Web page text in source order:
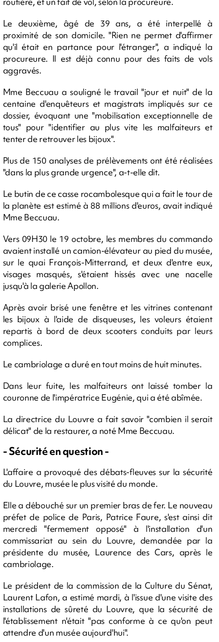
Le deuxième, âgé de 39 ans, a été interpellé à
proximité de son domicile. "Rien ne permet d'affirmer
qu'il était en partance pour l'étranger", a indiqué la
procureure. Il est déjà connu pour des faits de vols
aggravés.
Mme Beccuau a souligné le travail "jour et nuit" de la
centaine d'enquêteurs et magistrats impliqués sur ce
dossier, évoquant une "mobilisation exceptionnelle de
tous" pour "identifier au plus vite les malfaiteurs et
tenter de retrouver les bijoux".
Plus de 150 analyses de prélèvements ont été réalisées
"dans la plus grande urgence", a-t-elle dit.
Le butin de ce casse rocambolesque qui a fait le tour de
la planète est estimé à 88 millions d'euros, avait indiqué
Mme Beccuau.
Vers 09H30 le 19 octobre, les membres du commando
avaient installé un camion-élévateur au pied du musée,
sur le quai François-Mitterrand, et deux d'entre eux,
visages masqués, s'étaient hissés avec une nacelle
jusqu'à la galerie Apollon.
Après avoir brisé une fenêtre et les vitrines contenant
les bijoux à l'aide de disqueuses, les voleurs étaient
repartis à bord de deux scooters conduits par leurs
complices.
Le cambriolage a duré en tout moins de huit minutes.
Dans leur fuite, les malfaiteurs ont laissé tomber la
couronne de l'impératrice Eugénie, qui a été abîmée.
La directrice du Louvre a fait savoir "combien il serait
délicat" de la restaurer, a noté Mme Beccuau.
- Sécurité en question -
L'affaire a provoqué des débats-fleuves sur la sécurité
du Louvre, musée le plus visité du monde.
Elle a débouché sur un premier bras de fer. Le nouveau
préfet de police de Paris, Patrice Faure, s'est ainsi dit
mercredi "fermement opposé" à l'installation d'un
commissariat au sein du Louvre, demandée par la
présidente du musée, Laurence des Cars, après le
cambriolage.
Le président de la commission de la Culture du Sénat,
Laurent Lafon, a estimé mardi, à l'issue d'une visite des
installations de sûreté du Louvre, que la sécurité de
l'établissement n'était "pas conforme à ce qu'on peut
attendre d'un musée aujourd'hui".